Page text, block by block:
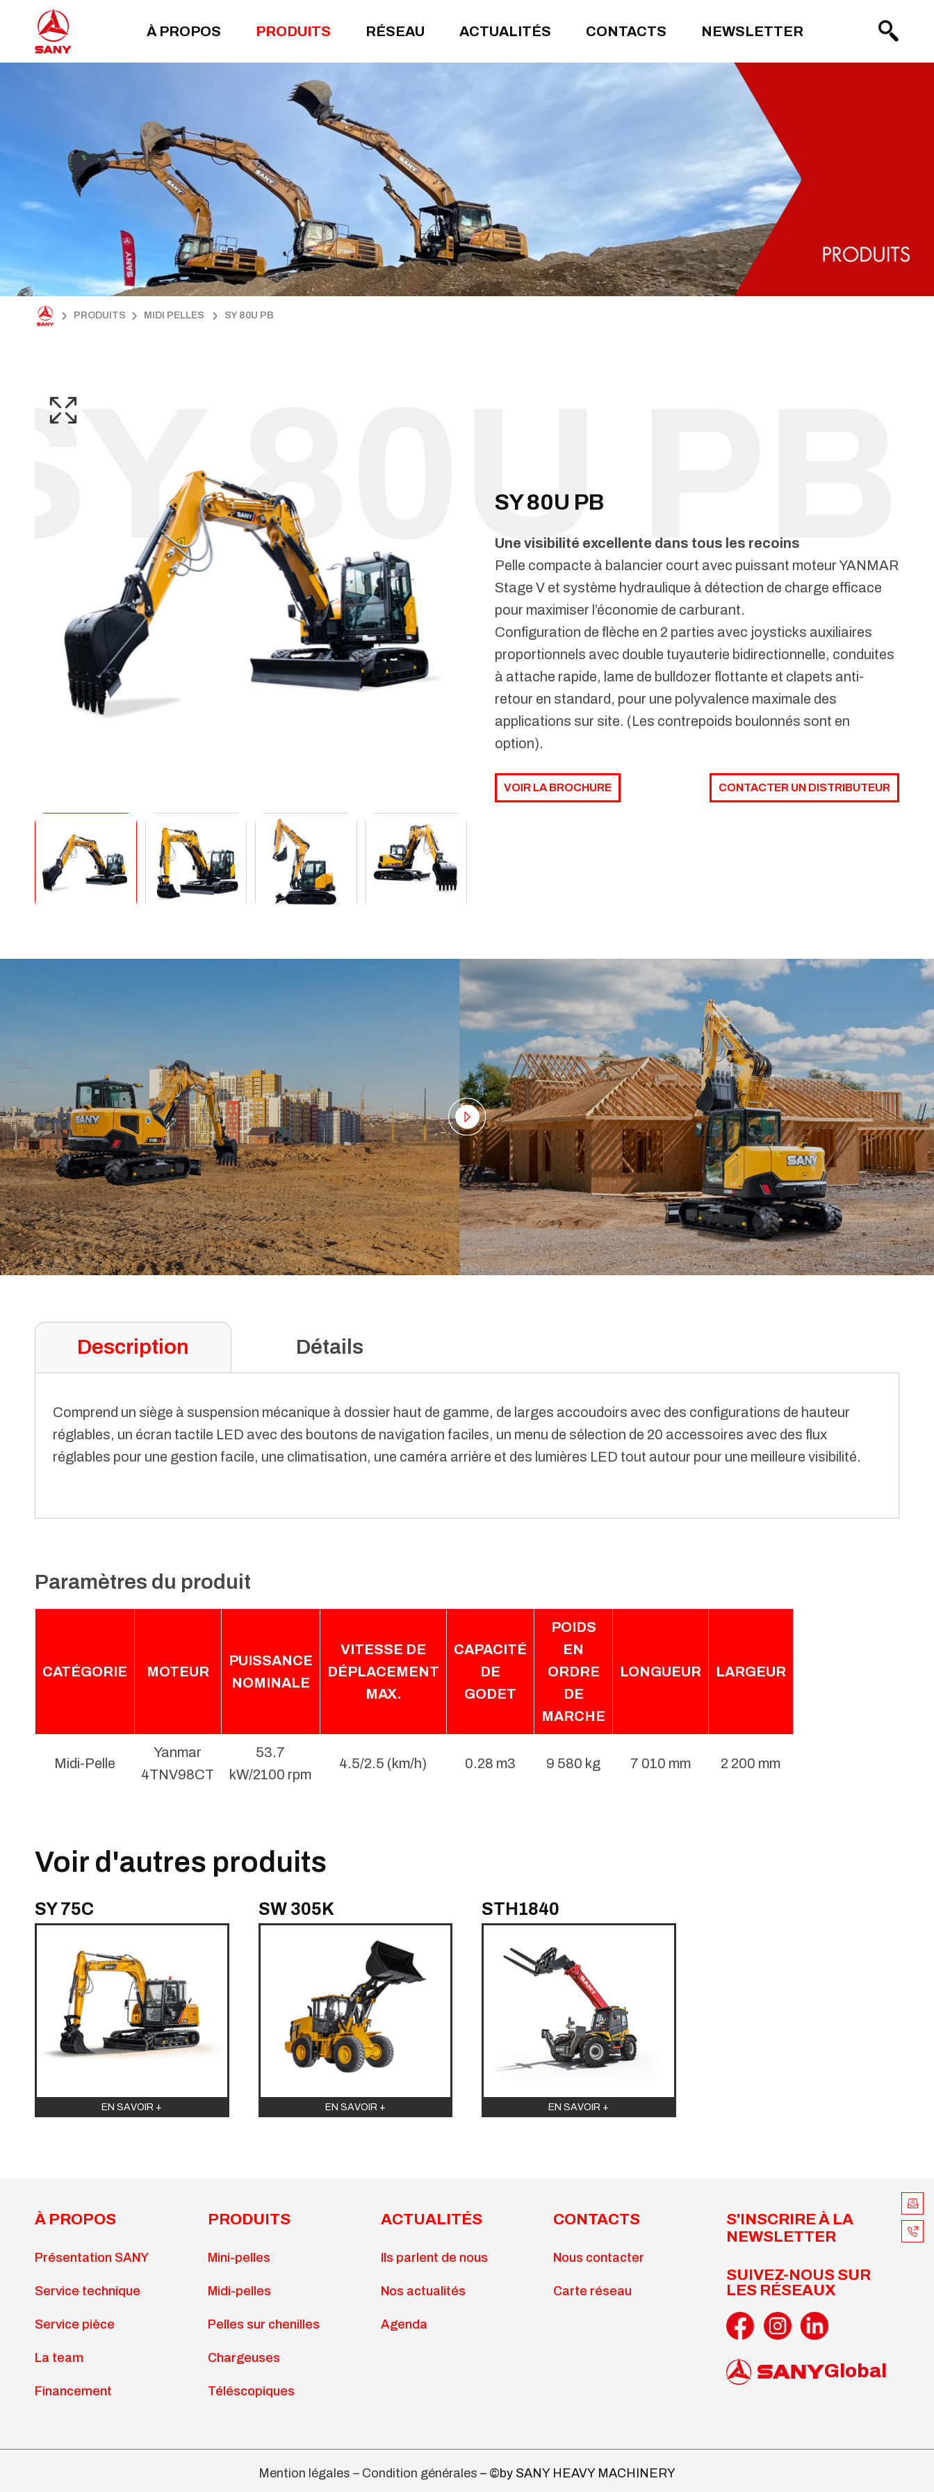
À PROPOS PRODUITS RÉSEAU ACTUALITÉS CONTACTS NEWSLETTER
PRODUITS MIDI PELLES SY 80U PB
SY 80U PB
Une visibilité excellente dans tous les recoins
Pelle compacte à balancier court avec puissant moteur YANMAR
Stage V et système hydraulique à détection de charge efficace
pour maximiser l’économie de carburant.
Configuration de flèche en 2 parties avec joysticks auxiliaires
proportionnels avec double tuyauterie bidirectionnelle, conduites
à attache rapide, lame de bulldozer flottante et clapets anti-
retour en standard, pour une polyvalence maximale des
applications sur site. (Les contrepoids boulonnés sont en
option).
VOIR LA BROCHURE CONTACTER UN DISTRIBUTEUR
Description Détails
Comprend un siège à suspension mécanique à dossier haut de gamme, de larges accoudoirs avec des configurations de hauteur
réglables, un écran tactile LED avec des boutons de navigation faciles, un menu de sélection de 20 accessoires avec des flux
réglables pour une gestion facile, une climatisation, une caméra arrière et des lumières LED tout autour pour une meilleure visibilité.
Paramètres du produit
CATÉGORIE MOTEUR
PUISSANCE
NOMINALE
VITESSE DE
DÉPLACEMENT
MAX.
CAPACITÉ
DE
GODET
POIDS
EN
ORDRE
DE
MARCHE
LONGUEUR LARGEUR
Midi-Pelle
Yanmar
4TNV98CT
53.7
kW/2100 rpm
4.5/2.5 (km/h) 0.28 m3 9 580 kg 7 010 mm 2 200 mm
Voir d'autres produits
SY 75C
EN SAVOIR +
SW 305K
EN SAVOIR +
STH1840
EN SAVOIR +
À PROPOS
Présentation SANY
Service technique
Service pièce
La team
Financement
PRODUITS
Mini-pelles
Midi-pelles
Pelles sur chenilles
Chargeuses
Téléscopiques
ACTUALITÉS
Ils parlent de nous
Nos actualités
Agenda
CONTACTS
Nous contacter
Carte réseau
S'INSCRIRE À LA
NEWSLETTER
SUIVEZ-NOUS SUR
LES RÉSEAUX
Global
Mention légales – Condition générales – ©by SANY HEAVY MACHINERY